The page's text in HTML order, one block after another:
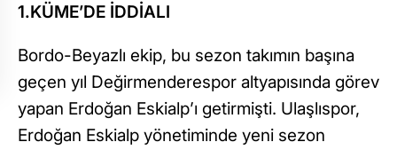
1.KÜME’DE İDDİALI
Bordo-Beyazlı ekip, bu sezon takımın başına
geçen yıl Değirmenderespor altyapısında görev
yapan Erdoğan Eskialp’ı getirmişti. Ulaşlıspor,
Erdoğan Eskialp yönetiminde yeni sezon